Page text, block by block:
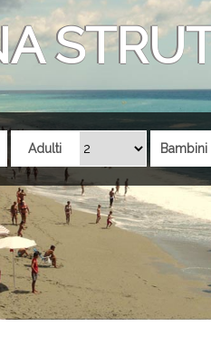
Adulti Bambini